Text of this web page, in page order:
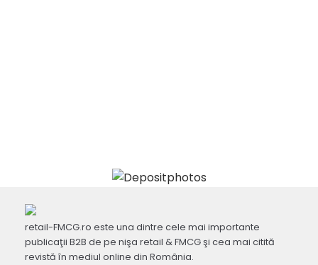
retail-FMCG.ro este una dintre cele mai importante
publicaţii B2B de pe nişa retail & FMCG şi cea mai citită
revistă în mediul online din România.